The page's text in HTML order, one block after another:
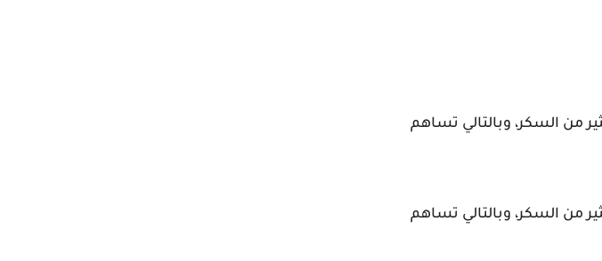
من السكر، وبالتالي تساهم
من السكر، وبالتالي تساهم